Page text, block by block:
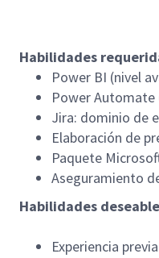
Habilidades
Power BI (nivel
Power
Jira: dominio de
Elaboración de
Paquete
Aseguramiento
Habilidades
Experiencia